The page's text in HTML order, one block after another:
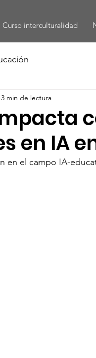
Curso interculturalidad
en IA
3 min de lectura
en el campo IA-